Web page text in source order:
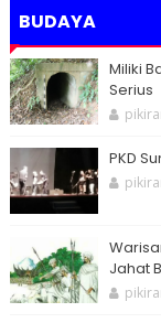
BUDAYA
Miliki
Serius
PKD
Jahat